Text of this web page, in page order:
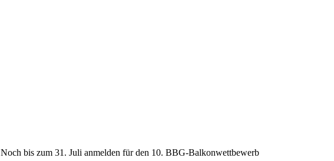
Noch bis zum 31. Juli anmelden für den 10. BBG-Balkonwettbewerb